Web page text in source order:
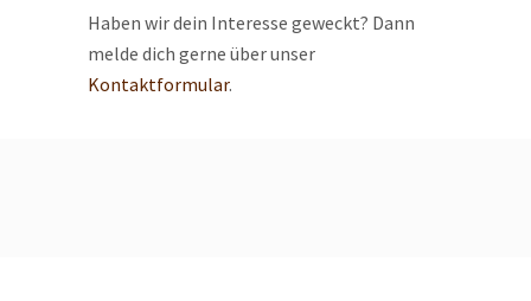
Haben wir dein Interesse geweckt? Dann
melde dich gerne über unser
Kontaktformular.